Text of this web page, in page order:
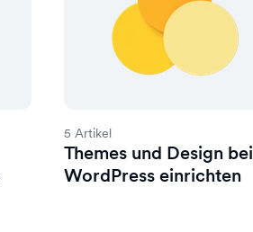
5 Artikel
Themes und Design bei
WordPress einrichten